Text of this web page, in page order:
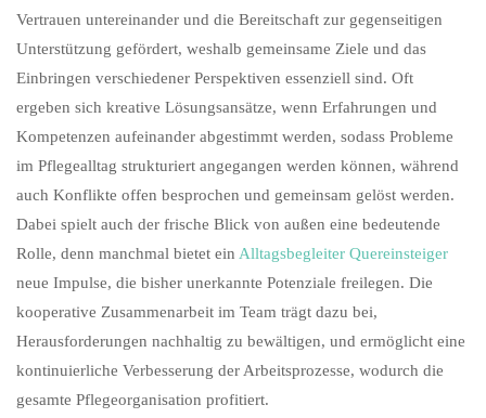
Vertrauen untereinander und die Bereitschaft zur gegenseitigen
Unterstützung gefördert, weshalb gemeinsame Ziele und das
Einbringen verschiedener Perspektiven essenziell sind. Oft
ergeben sich kreative Lösungsansätze, wenn Erfahrungen und
Kompetenzen aufeinander abgestimmt werden, sodass Probleme
im Pflegealltag strukturiert angegangen werden können, während
auch Konflikte offen besprochen und gemeinsam gelöst werden.
Dabei spielt auch der frische Blick von außen eine bedeutende
Rolle, denn manchmal bietet ein Alltagsbegleiter Quereinsteiger
neue Impulse, die bisher unerkannte Potenziale freilegen. Die
kooperative Zusammenarbeit im Team trägt dazu bei,
Herausforderungen nachhaltig zu bewältigen, und ermöglicht eine
kontinuierliche Verbesserung der Arbeitsprozesse, wodurch die
gesamte Pflegeorganisation profitiert.